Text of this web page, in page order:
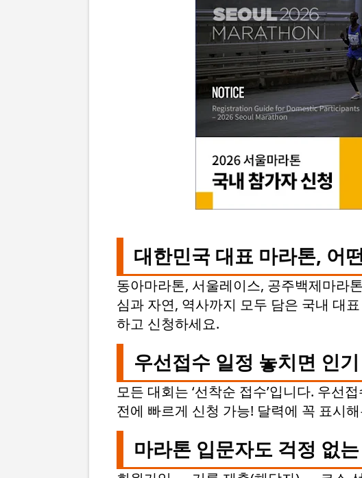
대한민국 대표 마라톤, 어
동아마라톤, 서울레이스, 공주백제마라
심과 자연, 역사까지 모두 담은 국내 대표
하고 신청하세요.
우선접수 일정 놓치면 인
모든 대회는 ‘선착순 접수’입니다. 우선
전에 빠르게 신청 가능! 달력에 꼭 표시
마라톤 입문자도 걱정 없